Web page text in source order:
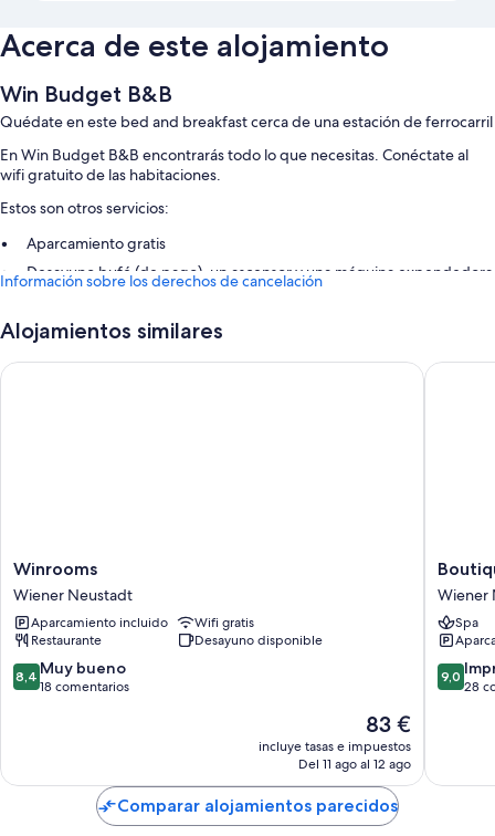
Acerca de este alojamiento
Win Budget B&B
Quédate en este bed and breakfast cerca de una estación de ferrocarril
En Win Budget B&B encontrarás todo lo que necesitas. Conéctate al
wifi gratuito de las habitaciones.
Estos son otros servicios:
Aparcamiento gratis
Desayuno bufé (de pago), un ascensor y una máquina expendedora
Características de la habitación
Las 63 habitaciones cuentan con comodidades tales como wifi gratis,
satélite
Información sobre los derechos de cancelación
Alojamientos similares
Winrooms
Wiener
Neustadt
Winrooms
Wiener Neustadt
Aparcamiento incluido
Wifi gratis
Restaurante
Desayuno disponible
8.4
sobre
8,4 Muy bueno
18 comentarios
El
precio
actual
de
83 €
83 €
incluye tasas e impuestos
Del 11 ago al 12 ago
Winrooms
Wiener
Wiener
Spa
9.0
sobre
9,0
28
Comparar alojamientos parecidos